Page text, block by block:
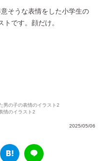
そうな表情をした小学生の
トです。顔だけ。
男の子の表情のイラスト2
情のイラスト2
2025/05/06